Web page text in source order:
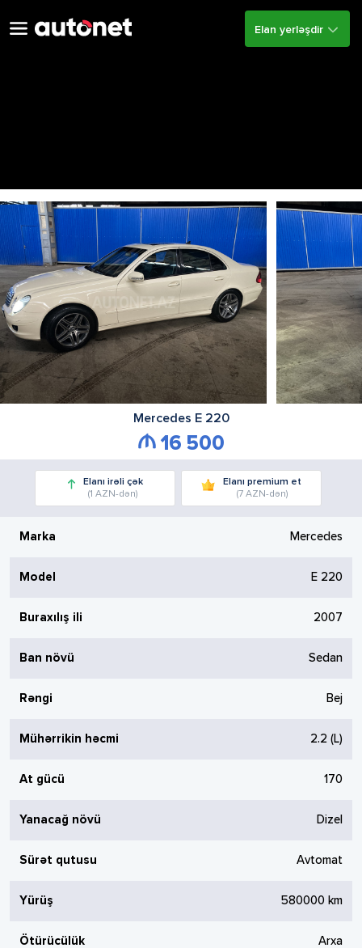
Elan yerləşdir
Mercedes E 220
16 500
Elanı irəli çək
(1 AZN-dən)
Elanı premium et
(7 AZN-dən)
Marka Mercedes
Model E 220
Buraxılış ili 2007
Ban növü Sedan
Rəngi Bej
Mühərrikin həcmi 2.2 (L)
At gücü 170
Yanacağ növü Dizel
Sürət qutusu Avtomat
Yürüş 580000 km
Ötürücülük Arxa